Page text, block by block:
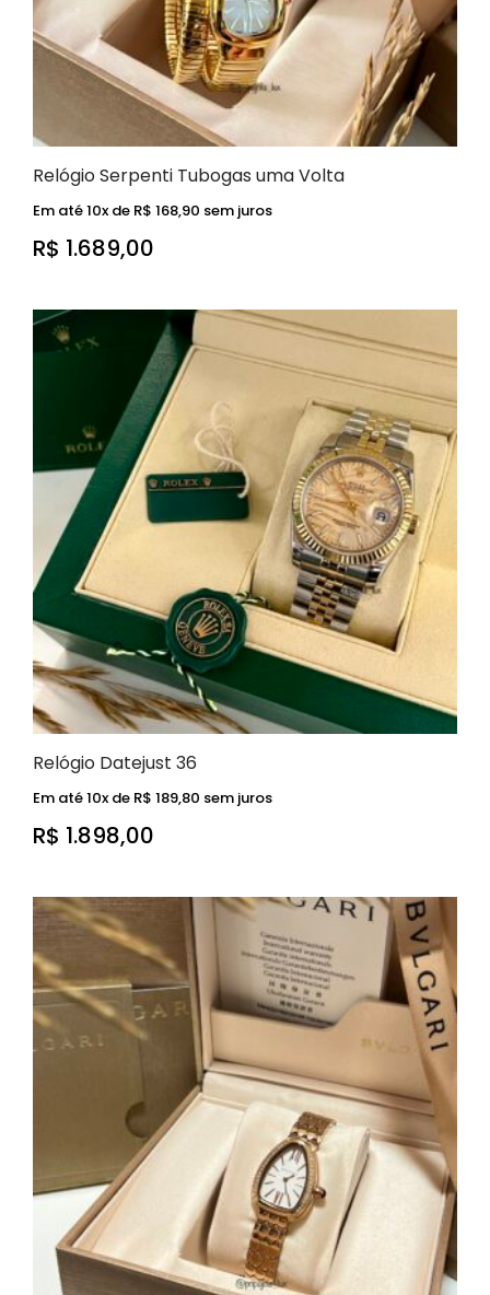
Relógio Serpenti Tubogas uma Volta
R$ 1.689,00
Em até 10x de R$ 168,90 sem juros
Relógio Datejust 36
R$ 1.898,00
Em até 10x de R$ 189,80 sem juros